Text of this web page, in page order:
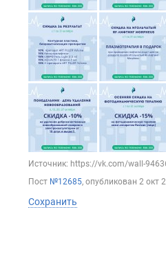
Источник: https://vk.com/wall-
Пост №12685, опубликован 2 окт
Сохранить